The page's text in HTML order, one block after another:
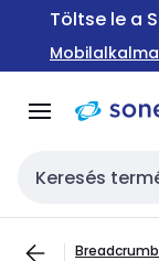
Ugrás aTöltse le a
Keresési bemenet